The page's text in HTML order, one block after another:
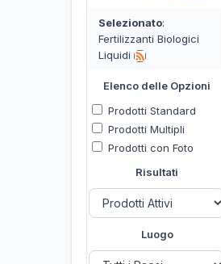
Selezionato:
Fertilizzanti Biologici
Liquidi
Elenco delle Opzioni
Prodotti Standard
Prodotti Multipli
Prodotti con Foto
Risultati
Luogo